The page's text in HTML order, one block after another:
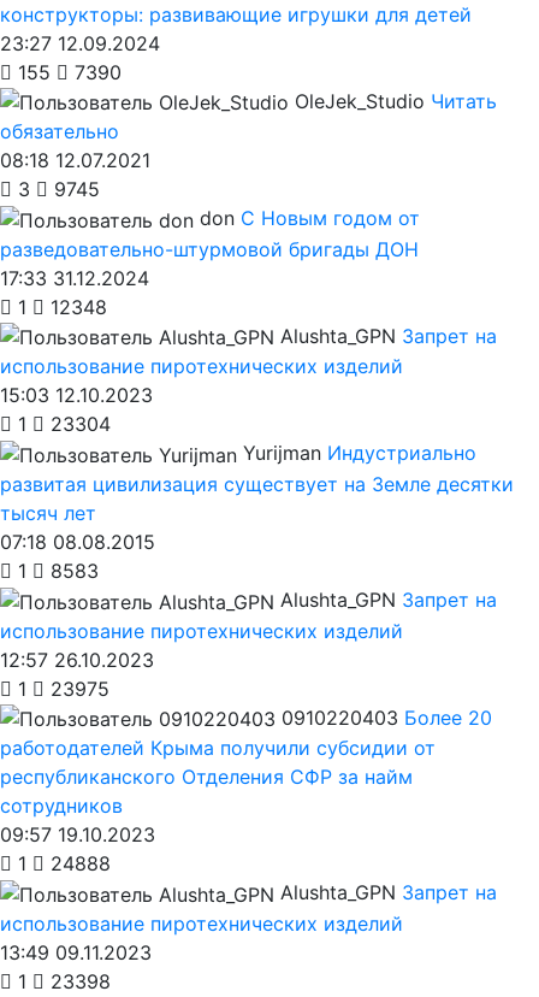
конструкторы: развивающие игрушки для детей
23:27 12.09.2024
155
7390
OleJek_Studio Читать
обязательно
08:18 12.07.2021
3
9745
don С Новым годом от
разведовательно-штурмовой бригады ДОН
17:33 31.12.2024
1
12348
Alushta_GPN Запрет на
использование пиротехнических изделий
15:03 12.10.2023
1
23304
Yurijman Индустриально
развитая цивилизация существует на Земле десятки
тысяч лет
07:18 08.08.2015
1
8583
Alushta_GPN Запрет на
использование пиротехнических изделий
12:57 26.10.2023
1
23975
0910220403 Более 20
работодателей Крыма получили субсидии от
республиканского Отделения СФР за найм
сотрудников
09:57 19.10.2023
1
24888
Alushta_GPN Запрет на
использование пиротехнических изделий
13:49 09.11.2023
1
23398